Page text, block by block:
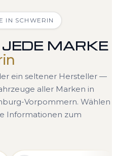
IN SCHWERIN
MARKE
ein seltener Hersteller —
aller Marken in
Vorpommern. Wählen
Informationen zum